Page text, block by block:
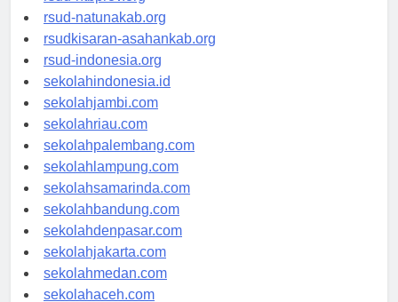
rsud-ntbprov.org
rsud-natunakab.org
rsudkisaran-asahankab.org
rsud-indonesia.org
sekolahindonesia.id
sekolahjambi.com
sekolahriau.com
sekolahpalembang.com
sekolahlampung.com
sekolahsamarinda.com
sekolahbandung.com
sekolahdenpasar.com
sekolahjakarta.com
sekolahmedan.com